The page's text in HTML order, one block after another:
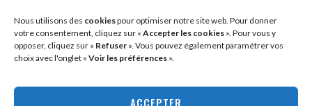
Nous utilisons des cookiespour optimiser notre site web. Pour donner
votre consentement, cliquez sur « Accepter les cookies ». Pour vous y
opposer, cliquez sur « Refuser ». Vous pouvez également paramétrer vos
choix avec l'onglet « Voir les préférences ».
ACCEPTER
Sébastien dans Cyclocross de Brochon (21)
Breniauxdans Cyclocross de Brochon (21)